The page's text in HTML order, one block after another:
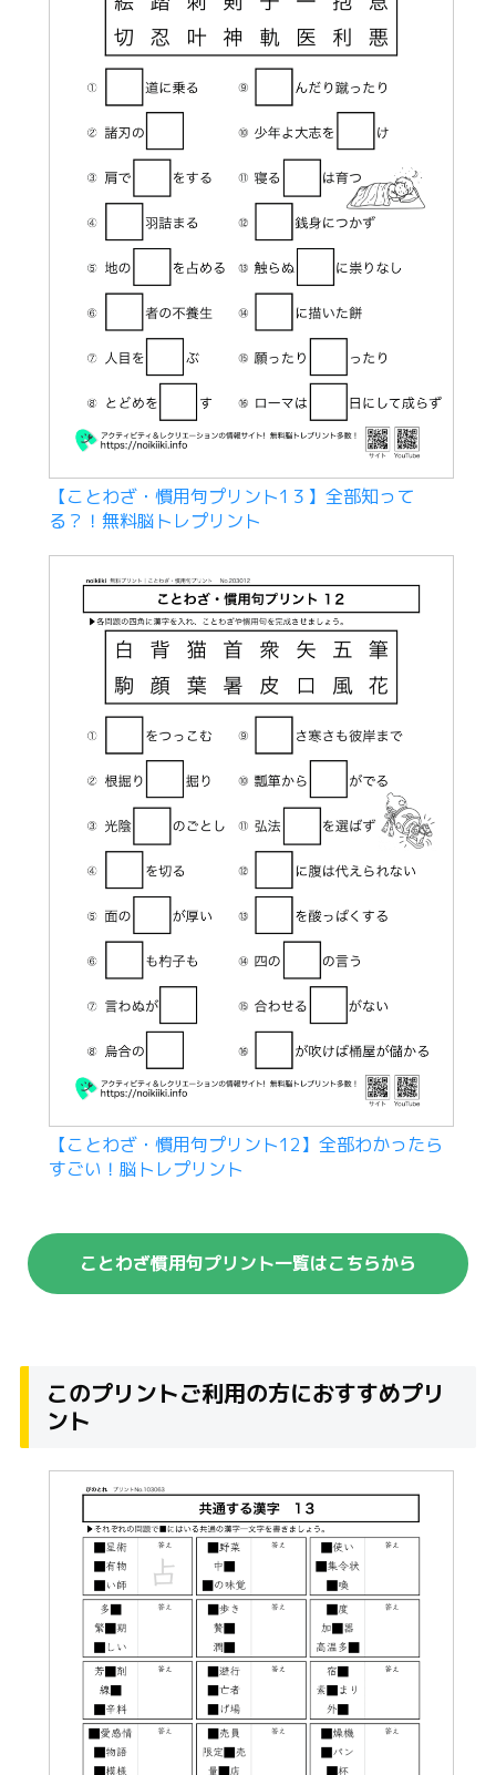
【ことわざ・慣用句プリント1３】全部知って
る？！無料脳トレプリント
【ことわざ・慣用句プリント12】全部わかったら
すごい！脳トレプリント
ことわざ慣用句プリント一覧はこちらから
このプリントご利用の方におすすめプリ
ント